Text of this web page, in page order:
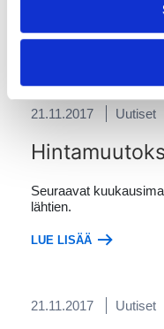
21.11.2017 Uutiset
Seuraavat
lähtien.
LUE LISÄÄ
21.11.2017 Uutiset